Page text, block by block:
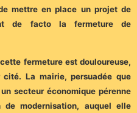
mettre en place un projet de
de facto la fermeture de
fermeture est douloureuse,
La mairie, persuadée que
secteur économique pérenne
modernisation, auquel elle